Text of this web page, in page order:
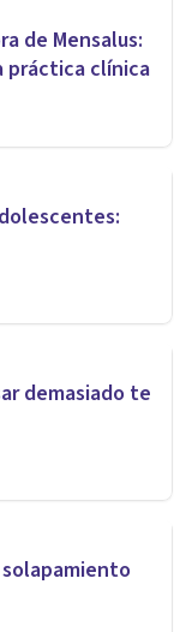
de Mensalus:
práctica clínica
demasiado te
solapamiento